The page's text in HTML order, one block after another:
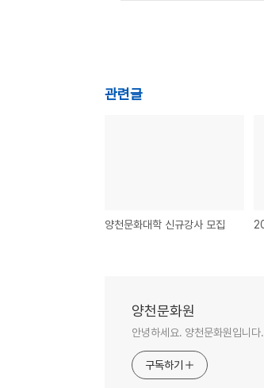
관련글
양천문화대학 신규강사 모집
양천문화원
안녕하세요. 양천문화원입니다.
구독하기